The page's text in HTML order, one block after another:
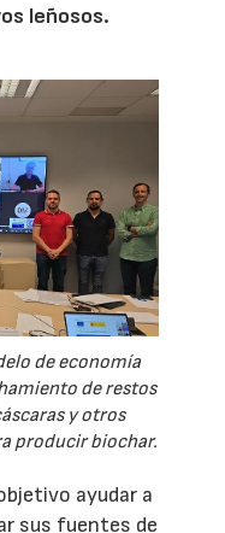
leñosos.
de economía
de restos
y otros
producir biochar.
ayudar a
sus fuentes de